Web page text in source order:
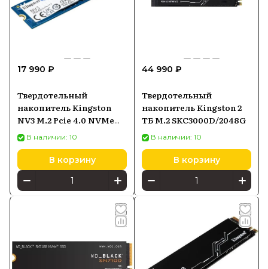
17 990 ₽
Твердотельный
накопитель Kingston
NV3 M.2 Pcie 4.0 NVMe
500GB SNV3S500G
В наличии: 10
В корзину
44 990 ₽
Твердотельный
накопитель Kingston 2
ТБ M.2 SKC3000D/2048G
В наличии: 10
В корзину